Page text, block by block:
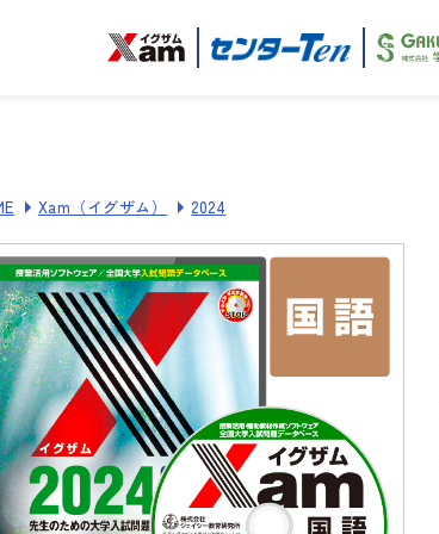
Xam（イグザム） 2024